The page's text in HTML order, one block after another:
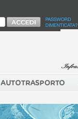
PASSWORD
DIMENTICATA?
AUTOTRASPORTO